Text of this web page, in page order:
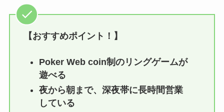
【おすすめポイント！】
Poker Web coin制のリングゲームが
遊べる
夜から朝まで、深夜帯に長時間営業
している